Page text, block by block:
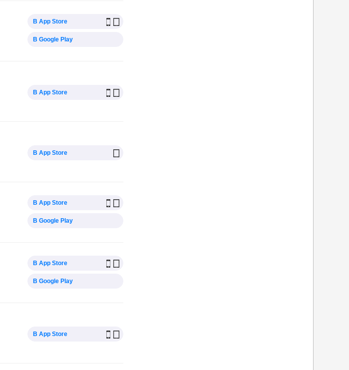
В App Store
В Google Play
В App Store
В App Store
В App Store
В Google Play
В App Store
В Google Play
В App Store